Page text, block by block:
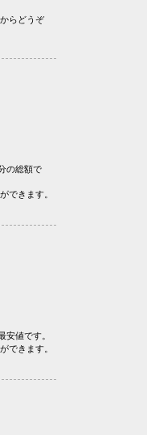
からどうぞ
の総額で
できます。
安値です。
できます。